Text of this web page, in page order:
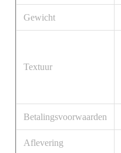
Gewicht
Textuur
Betalingsvoorwaarden
Aflevering